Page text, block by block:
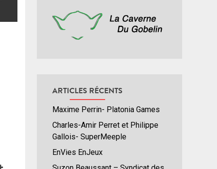
ARTICLES RÉCENTS
Maxime Perrin- Platonia Games
Charles-Amir Perret et Philippe
Gallois- SuperMeeple
EnVies EnJeux